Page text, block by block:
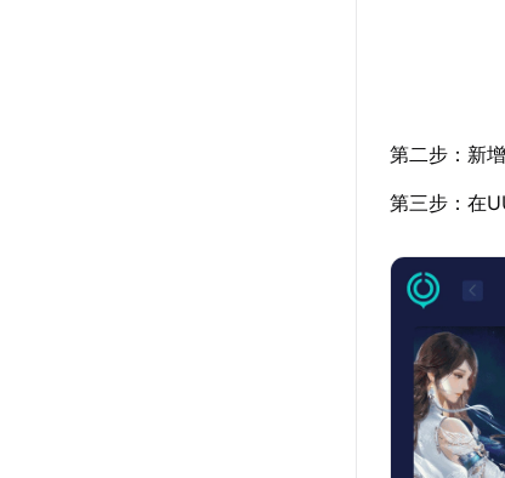
第二步：新
第三步：在